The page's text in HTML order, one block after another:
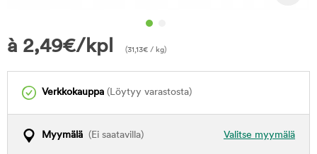
à 2,49€/kpl (31,13€ / kg)
Verkkokauppa (Löytyy varastosta)
Valitse myymälä
Myymälä (Ei saatavilla)